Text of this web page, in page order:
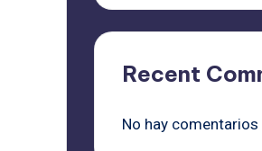
Recent
No hay